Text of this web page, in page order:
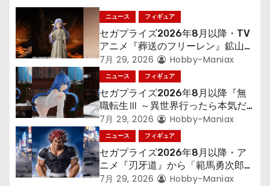
ー
シ
ョ
ン
ニュース フィギュア
セガプライズ2026年8月以降・TV
アニメ『葬送のフリーレン』鉱山で
300年働くことになっっちゃった
「フリーレン」を立体化！
7月 29, 2026 Hobby-Maniax
ニュース フィギュア
セガプライズ2026年8月以降『無
職転生Ⅲ ～異世界行ったら本気だ
す～』から「ロキシー」のフィギュ
アが登場！
7月 29, 2026 Hobby-Maniax
ニュース フィギュア
セガプライズ2026年8月以降・ア
ニメ『刃牙道』から「範馬勇次郎」
が登場ッッ!!
7月 29, 2026 Hobby-Maniax